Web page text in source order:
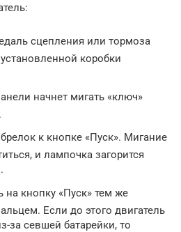
сцепления или тормоза
коробки
начнет мигать «ключ»
к кнопке «Пуск». Мигание
и лампочка загорится
на кнопку «Пуск» тем же
Если до этого двигатель
за севшей батарейки, то